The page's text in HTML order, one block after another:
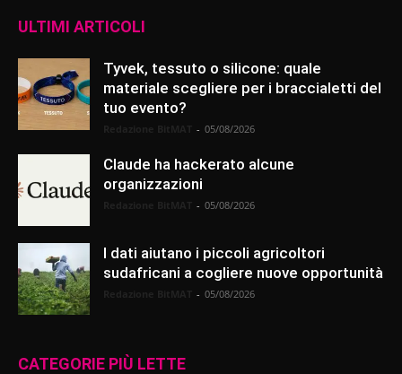
ULTIMI ARTICOLI
Tyvek, tessuto o silicone: quale
materiale scegliere per i braccialetti del
tuo evento?
- 05/08/2026
Claude ha hackerato alcune
organizzazioni
- 05/08/2026
I dati aiutano i piccoli agricoltori
sudafricani a cogliere nuove opportunità
- 05/08/2026
CATEGORIE PIÙ LETTE